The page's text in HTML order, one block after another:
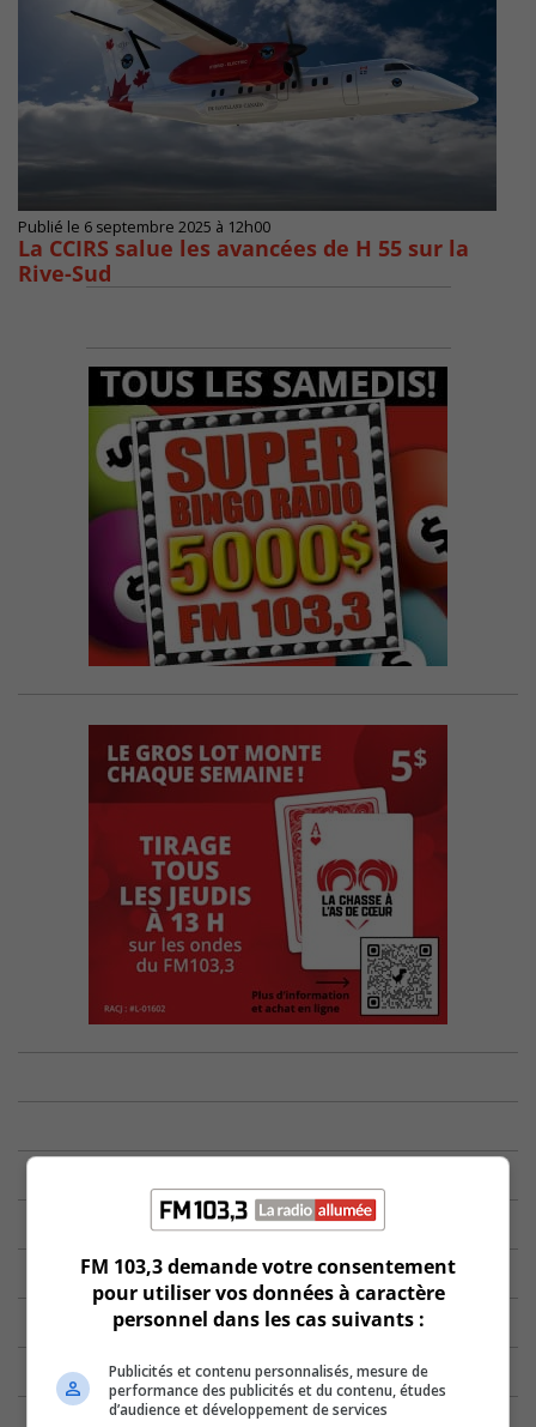
Publié le 6 septembre 2025 à 12h00
La CCIRS salue les avancées de H 55 sur la
Rive-Sud
FM 103,3 demande votre consentement
pour utiliser vos données à caractère
personnel dans les cas suivants :
Publicités et contenu personnalisés, mesure de
performance des publicités et du contenu, études
d’audience et développement de services